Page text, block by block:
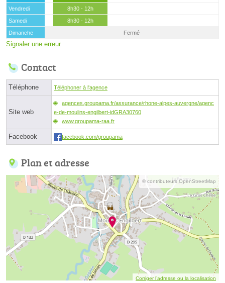
Vendredi
8h30 - 12h
Samedi
8h30 - 12h
Dimanche
Fermé
Signaler une erreur
Contact
Téléphone Téléphoner à l'agence
Site web
agences.groupama.fr/assurance/rhone-alpes-auvergne/agenc
e-de-moulins-engilbert-idGRA30760
www.groupama-raa.fr
Facebook facebook.com/groupama
Plan et adresse
© contributeurs OpenStreetMap
Corriger l’adresse ou la localisation